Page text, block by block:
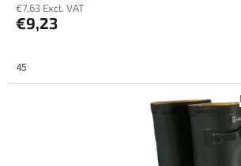
€7,63 Excl. VAT
€9,23
45